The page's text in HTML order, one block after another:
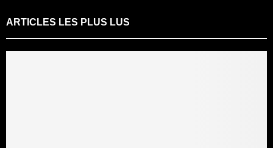
ARTICLES LES PLUS LUS